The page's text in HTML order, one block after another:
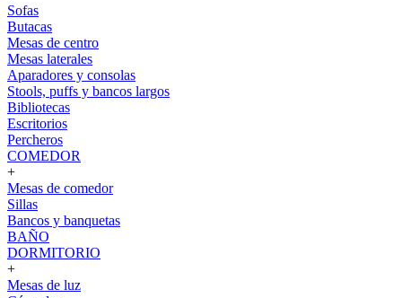
Sofas
Butacas
Mesas de centro
Mesas laterales
Aparadores y consolas
Stools, puffs y bancos largos
Bibliotecas
Escritorios
Percheros
COMEDOR
+
Mesas de comedor
Sillas
Bancos y banquetas
BAÑO
DORMITORIO
+
Mesas de luz